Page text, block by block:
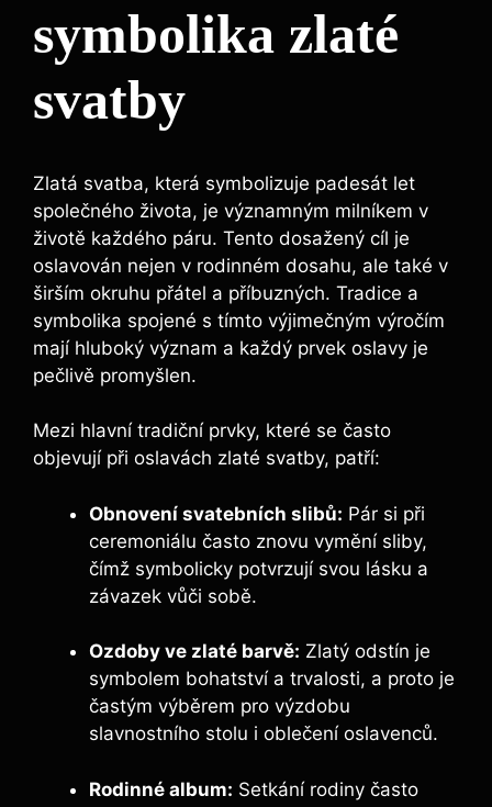
symbolika zlaté
svatby
Zlatá svatba, která symbolizuje padesát let
společného života, je významným milníkem v
životě každého páru. Tento dosažený cíl je
oslavován nejen v rodinném dosahu, ale také v
širším okruhu přátel a příbuzných. Tradice a
symbolika spojené s tímto výjimečným výročím
mají hluboký význam a každý prvek oslavy je
pečlivě promyšlen.
Mezi hlavní tradiční prvky, které se často
objevují při oslavách zlaté svatby, patří:
Obnovení svatebních slibů: Pár si při
ceremoniálu často znovu vymění sliby,
čímž symbolicky potvrzují svou lásku a
závazek vůči sobě.
Ozdoby ve zlaté barvě: Zlatý odstín je
symbolem bohatství a trvalosti, a proto je
častým výběrem pro výzdobu
slavnostního stolu i oblečení oslavenců.
Rodinné album: Setkání rodiny často